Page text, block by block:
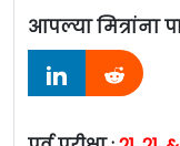
आपल्या मित्रांना